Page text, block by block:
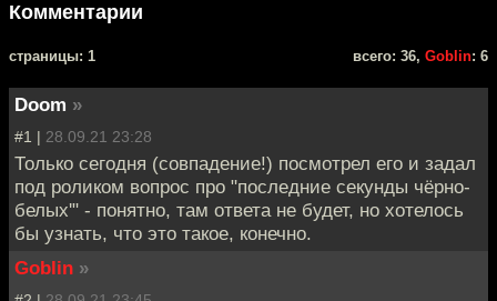
Комментарии
cтраницы: 1 всего: 36, Goblin: 6
Doom »
#1 | 28.09.21 23:28
Только сегодня (совпадение!) посмотрел его и задал
под роликом вопрос про "последние секунды чёрно-
белых'" - понятно, там ответа не будет, но хотелось
бы узнать, что это такое, конечно.
Goblin »